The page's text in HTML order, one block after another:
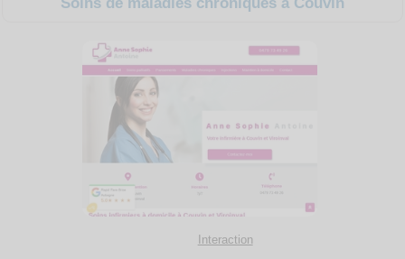
Interaction